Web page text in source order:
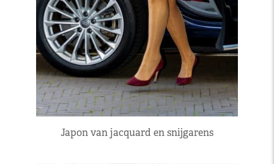
Japon van jacquard en snijgarens